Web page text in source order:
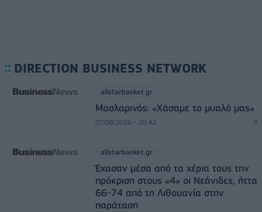
DIRECTION BUSINESS NETWORK
allstarbasket.gr
Μασλαρινός: «Χάσαμε το μυαλό μας»
07/08/2026 - 20:42
allstarbasket.gr
Έχασαν μέσα από τα χέρια τους την
πρόκριση στους «4» οι Νεάνιδες, ήττα
66-74 από τη Λιθουανία στην
παράταση